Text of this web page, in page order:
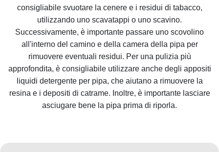
consigliabile svuotare la cenere e i residui di tabacco,
utilizzando uno scavatappi o uno scavino.
Successivamente, è importante passare uno scovolino
all'interno del camino e della camera della pipa per
rimuovere eventuali residui. Per una pulizia più
approfondita, è consigliabile utilizzare anche degli appositi
liquidi detergente per pipa, che aiutano a rimuovere la
resina e i depositi di catrame. Inoltre, è importante lasciare
asciugare bene la pipa prima di riporla.